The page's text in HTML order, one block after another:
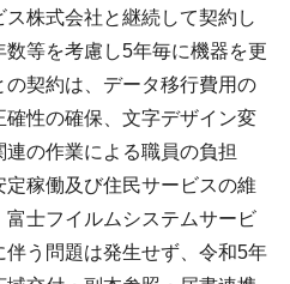
株式会社と継続して契約し
等を考慮し5年毎に機器を更
契約は、データ移行費用の
性の確保、文字デザイン変
の作業による職員の負担
稼働及び住民サービスの維
士フイルムシステムサービ
う問題は発生せず、令和5年